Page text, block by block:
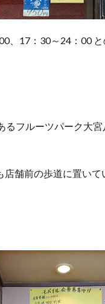
、17：30～24：00 と
るフルーツパーク大宮
舗前の歩道に置いて